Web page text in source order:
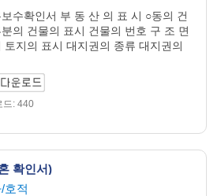
수확인서 부 동 산 의 표 시 ○동의 건
의 건물의 표시 건물의 번호 구 조 면
토지의 표시 대지권의 종류 대지권의
드: 440
확인서)
호적